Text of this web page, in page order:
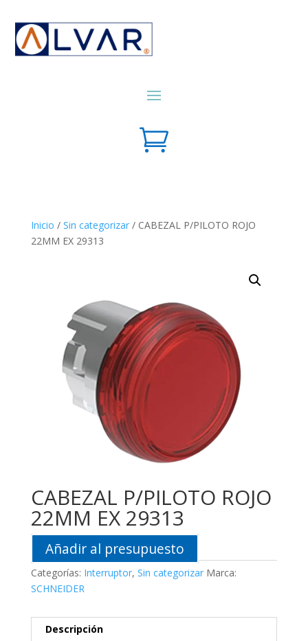

Inicio / Sin categorizar/ CABEZAL P/PILOTO ROJO
22MM EX 29313
CABEZAL P/PILOTO ROJO
22MM EX 29313
Añadir al presupuesto
Categorías: Interruptor, Sin categorizar Marca:
SCHNEIDER
Descripción